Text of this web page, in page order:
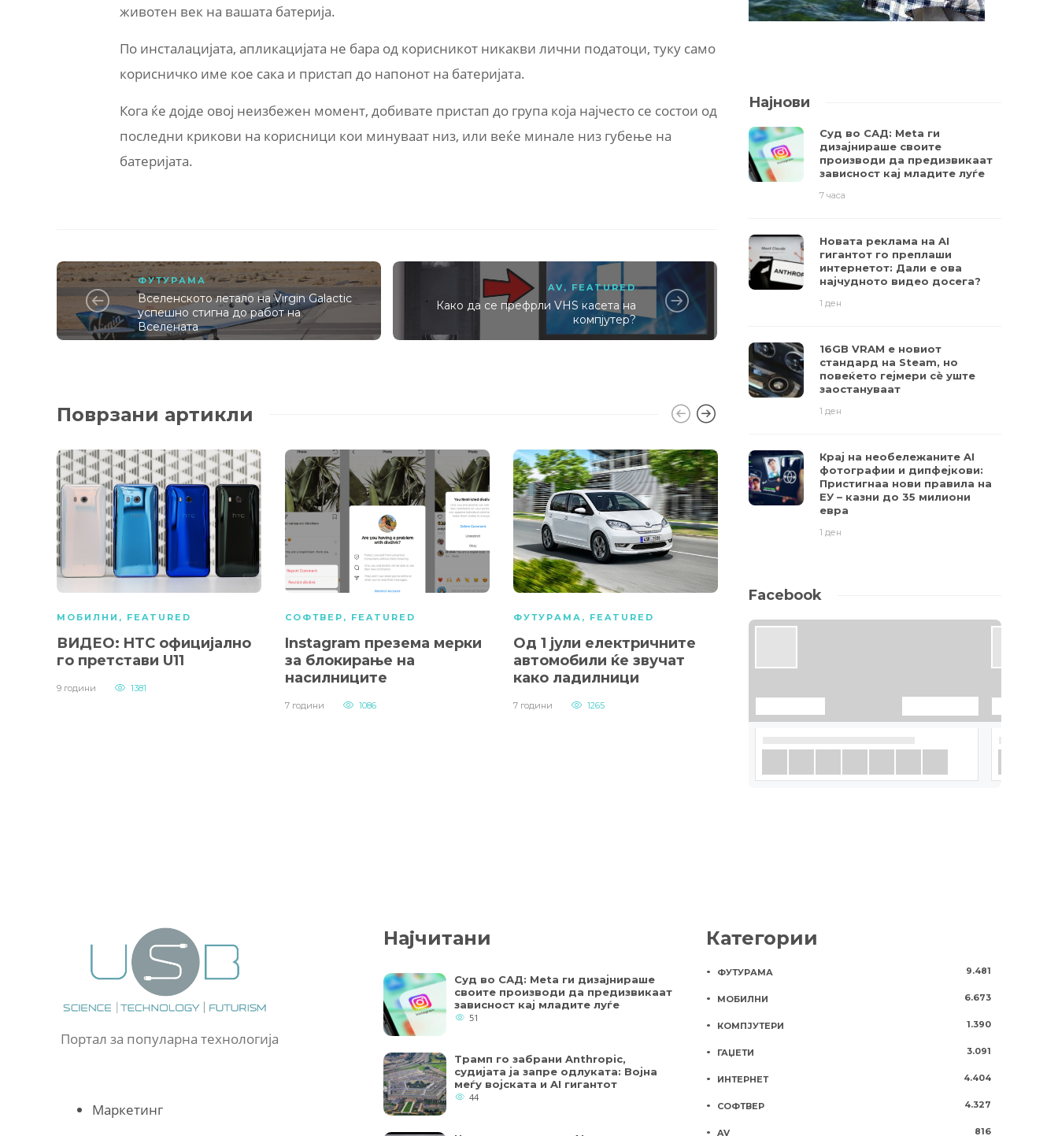
животен век на вашата батерија.
По инсталацијата, апликацијата не бара од корисникот никакви лични податоци, туку само
корисничко име кое сака и пристап до напонот на батеријата.
Кога ќе дојде овој неизбежен момент, добивате пристап до група која најчесто се состои од
последни крикови на корисници кои минуваат низ, или веќе минале низ губење на
батеријата.
ФУТУРАМА
Вселенското летало на Virgin Galactic
успешно стигна до работ на
Вселената
AV, FEATURED
Како да се префрли VHS касета на
компјутер?
Поврзани артикли
МОБИЛНИ , FEATURED
ВИДЕО: HTC oфицијално
го претстави U11
9 години 1381
СОФТВЕР , FEATURED
Instagram презема мерки
за блокирање на
насилниците
7 години 1086
ФУТУРАМА , FEATURED
Од 1 јули електричните
автомобили ќе звучат
како ладилници
7 години 1265
МОБИЛНИ,FEATURED СОФТВЕР
Најнови
Суд во САД: Meta ги
дизајнираше своите
производи да предизвикаат
зависност кај младите луѓе
7 часа
Новата реклама на AI
гигантот го преплаши
интернетот: Дали е ова
најчудното видео досега?
1 ден
16GB VRAM е новиот
стандард на Steam, но
повеќето гејмери ​​сè уште
заостануваат
1 ден
Крај на необележаните AI
фотографии и дипфејкови:
Пристигнаа нови правила на
ЕУ – казни до 35 милиони
евра
1 ден
Facebook
Портал за популарна технологија
Маркетинг
Најчитани
Суд во САД: Meta ги дизајнираше
своите производи да предизвикаат
зависност кај младите луѓе
51
Трамп го забрани Anthropic,
судијата ја запре одлуката: Војна
меѓу војската и AI гигантот
44
Категории
ФУТУРАМА 9.481
МОБИЛНИ 6.673
КОМПЈУТЕРИ 1.390
ГАЏЕТИ 3.091
ИНТЕРНЕТ 4.404
СОФТВЕР 4.327
AV 816